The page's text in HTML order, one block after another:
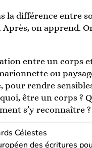
la différence entre
on apprend.
entre un corps
ou
pour rendre
être un corps ?
s’y reconnaître ?
Célestes
des écritures